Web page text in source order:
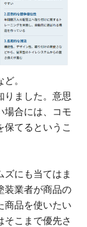
。
りました。意思
場合には、コモ
保てるというこ
ズにも当てはま
装業者が商品の
商品を使いたい
そこまで優先さ